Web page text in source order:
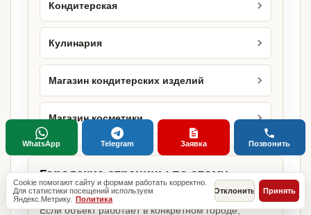
Кондитерская
Кулинария
Магазин кондитерских изделий
Магазин косметики
Городские страницы по этому
направлению
Если объект работает в конкретном городе,
Cookie помогают сайту и формам работать корректно.
Для статистики посещений используем
Яндекс.Метрику. Политика
Отклонить Принять
WhatsApp Telegram Заявка Позвонить